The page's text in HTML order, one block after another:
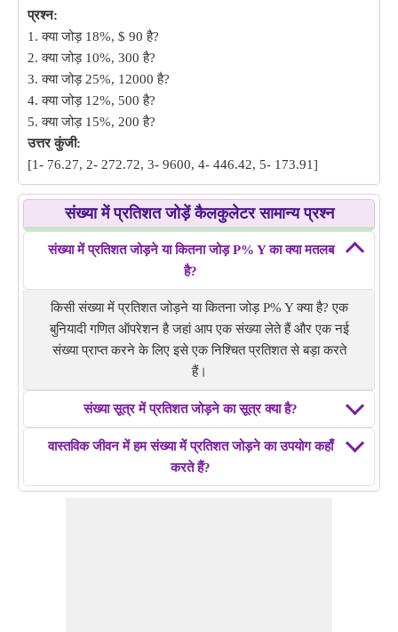
प्रश्न:
1. क्या जोड़ 18%, $ 90 है?
2. क्या जोड़ 10%, 300 है?
3. क्या जोड़ 25%, 12000 है?
4. क्या जोड़ 12%, 500 है?
5. क्या जोड़ 15%, 200 है?
उत्तर कुंजी:
[1- 76.27, 2- 272.72, 3- 9600, 4- 446.42, 5- 173.91]
संख्या में प्रतिशत जोड़ें कैलकुलेटर सामान्य प्रश्न
संख्या में प्रतिशत जोड़ने या कितना जोड़ P% Y का क्या मतलब
है?
किसी संख्या में प्रतिशत जोड़ने या कितना जोड़ P% Y क्या है? एक
बुनियादी गणित ऑपरेशन है जहां आप एक संख्या लेते हैं और एक नई
संख्या प्राप्त करने के लिए इसे एक निश्चित प्रतिशत से बड़ा करते
हैं।
संख्या सूत्र में प्रतिशत जोड़ने का सूत्र क्या है?
वास्तविक जीवन में हम संख्या में प्रतिशत जोड़ने का उपयोग कहाँ
करते हैं?